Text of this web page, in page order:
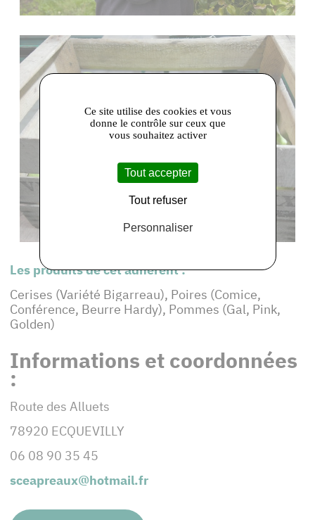
Les produits de cet adhérent :
Cerises (Variété Bigarreau), Poires (Comice,
Conférence, Beurre Hardy), Pommes (Gal, Pink,
Golden)
Informations et coordonnées
:
Route des Alluets
78920 ECQUEVILLY
06 08 90 35 45
sceapreaux@hotmail.fr
Ce site utilise des cookies et vous
donne le contrôle sur ceux que
vous souhaitez activer
Tout accepter
Tout refuser
Personnaliser